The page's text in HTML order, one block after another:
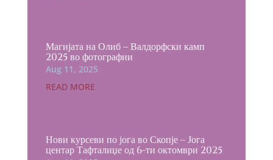
Магијата на Олиб – Валдорфски камп
2025 во фотографии
Aug 11, 2025
READ MORE
Нови курсеви по јога во Скопје – Јога
центар Тафталиџе од 6-ти октомври 2025